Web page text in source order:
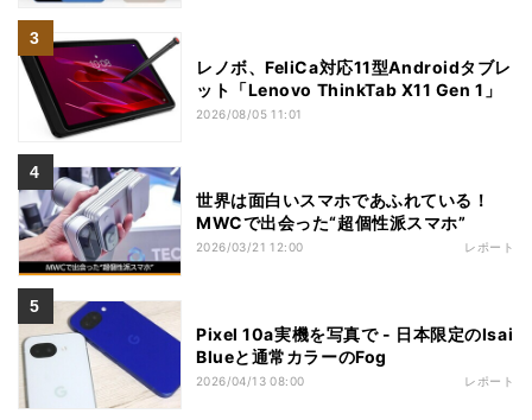
レノボ、FeliCa対応11型Androidタブレ
ット「Lenovo ThinkTab X11 Gen 1」
2026/08/05 11:01
世界は面白いスマホであふれている！
MWCで出会った“超個性派スマホ”
2026/03/21 12:00 レポート
Pixel 10a実機を写真で - 日本限定のIsai
Blueと通常カラーのFog
2026/04/13 08:00 レポート